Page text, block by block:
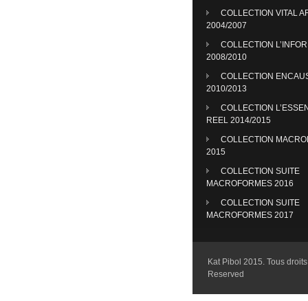
COLLECTION VITAL
2004/2007
COLLECTION
2008/2010
COLLECTION
2010/2013
COLLECTION
REEL 2014/2015
COLLECTION
2015
COLLECTION SUITE
MACROFORMES 2016
COLLECTION SUITE
MACROFORMES 2017
Kat Pibol 2015. Tous
Reserved